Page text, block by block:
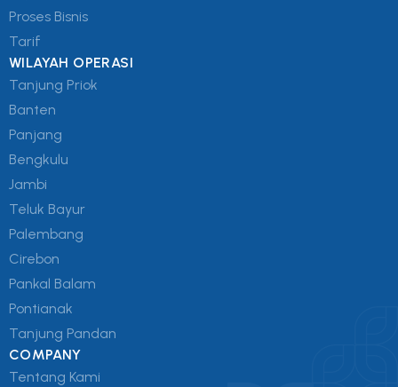
Proses Bisnis
Tarif
WILAYAH OPERASI
Tanjung Priok
Banten
Panjang
Bengkulu
Jambi
Teluk Bayur
Palembang
Cirebon
Pankal Balam
Pontianak
Tanjung Pandan
COMPANY
Tentang Kami